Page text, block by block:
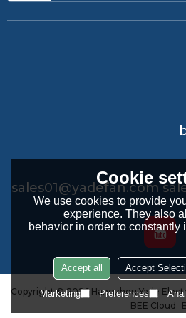
sales01@yadefan.com
Copyright © 2026 Hangzhou Yade
BEE Cloud
Cookie
We use cookies to provide
experience. They also
behavior in order to constantly
Accept
Accept all
Preferences
Marketing